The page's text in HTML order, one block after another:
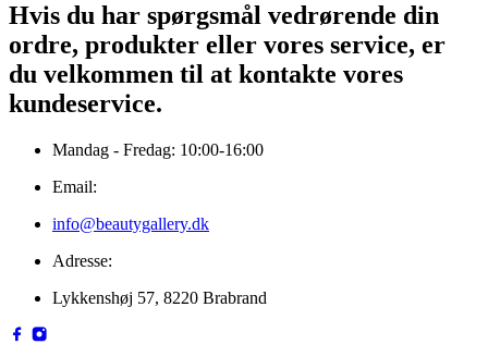
Hvis du har spørgsmål vedrørende din
ordre, produkter eller vores service, er
du velkommen til at kontakte vores
kundeservice.
Mandag - Fredag: 10:00-16:00
Email:
info@beautygallery.dk
Adresse:
Lykkenshøj 57, 8220 Brabrand